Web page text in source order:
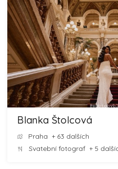
Blanka Štolcová
Praha + 63 dalších
Svatební fotograf + 5